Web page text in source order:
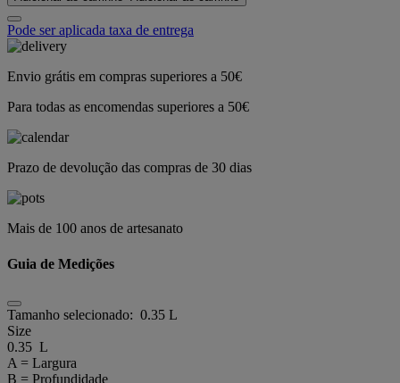
Pode ser aplicada taxa de entrega
Envio grátis em compras superiores a 50€
Para todas as encomendas superiores a 50€
Prazo de devolução das compras de 30 dias
Mais de 100 anos de artesanato
Guia de Medições
Tamanho selecionado: 0.35 L
Size
0.35 L
A = Largura
B = Profundidade